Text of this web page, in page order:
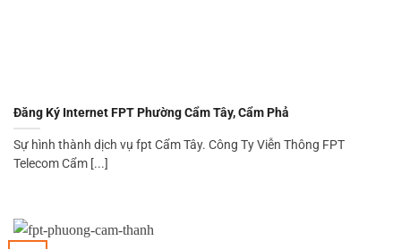
Đăng Ký Internet FPT Phường Cẩm Tây, Cẩm Phả
Sự hình thành dịch vụ fpt Cẩm Tây. Công Ty Viễn Thông FPT
Telecom Cẩm [...]